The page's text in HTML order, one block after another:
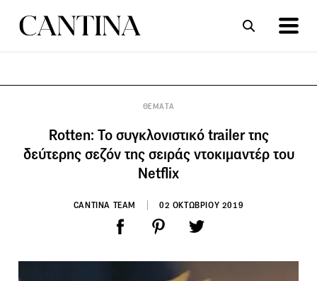
ΘΕΜΑΤΑ
Rotten: Το συγκλονιστικό trailer της
δεύτερης σεζόν της σειράς ντοκιμαντέρ του
Netflix
CANTINA TEAM 02 ΟΚΤΩΒΡΙΟΥ 2019